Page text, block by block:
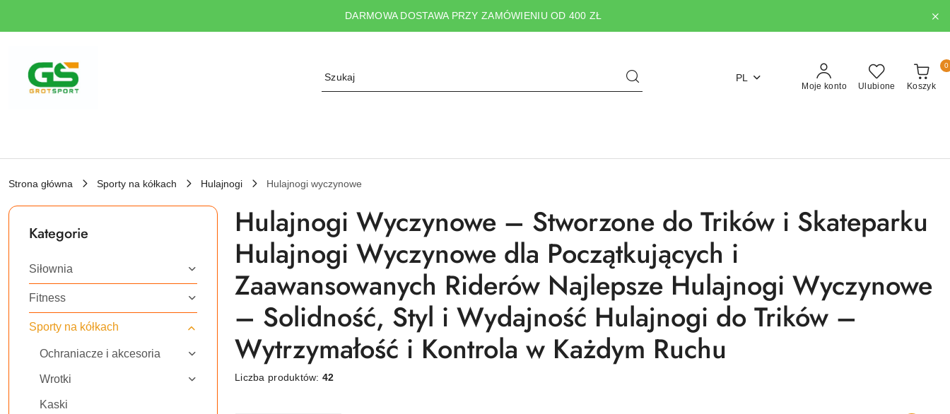
DARMOWA DOSTAWA PRZY ZAMÓWIENIU OD 400 ZŁ
PL
Moje konto Ulubione Koszyk
0
Strona główna Sporty na kółkach Hulajnogi Hulajnogi wyczynowe
Kategorie
Siłownia
Fitness
Sporty na kółkach
Ochraniacze i akcesoria
Wrotki
Kaski
Hulajnogi Wyczynowe – Stworzone do Trików i Skateparku
Hulajnogi Wyczynowe dla Początkujących i
Zaawansowanych Riderów Najlepsze Hulajnogi Wyczynowe
– Solidność, Styl i Wydajność Hulajnogi do Trików –
Wytrzymałość i Kontrola w Każdym Ruchu
Liczba produktów:42